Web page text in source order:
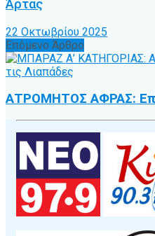
Άρτας
22 Οκτωβρίου 2025
Επόμενο Άρθρο
ΑΤΡΟΜΗΤΟΣ ΑΦΡΑΣ: